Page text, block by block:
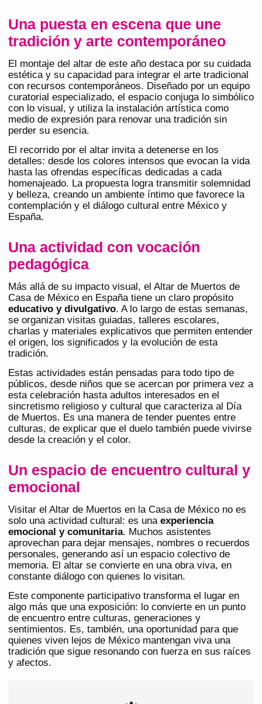
Una puesta en escena que une
tradición y arte contemporáneo
El montaje del altar de este año destaca por su cuidada
estética y su capacidad para integrar el arte tradicional
con recursos contemporáneos. Diseñado por un equipo
curatorial especializado, el espacio conjuga lo simbólico
con lo visual, y utiliza la instalación artística como
medio de expresión para renovar una tradición sin
perder su esencia.
El recorrido por el altar invita a detenerse en los
detalles: desde los colores intensos que evocan la vida
hasta las ofrendas específicas dedicadas a cada
homenajeado. La propuesta logra transmitir solemnidad
y belleza, creando un ambiente íntimo que favorece la
contemplación y el diálogo cultural entre México y
España.
Una actividad con vocación
pedagógica
Más allá de su impacto visual, el Altar de Muertos de
Casa de México en España tiene un claro propósito
educativo y divulgativo. A lo largo de estas semanas,
se organizan visitas guiadas, talleres escolares,
charlas y materiales explicativos que permiten entender
el origen, los significados y la evolución de esta
tradición.
Estas actividades están pensadas para todo tipo de
públicos, desde niños que se acercan por primera vez a
esta celebración hasta adultos interesados en el
sincretismo religioso y cultural que caracteriza al Día
de Muertos. Es una manera de tender puentes entre
culturas, de explicar que el duelo también puede vivirse
desde la creación y el color.
Un espacio de encuentro cultural y
emocional
Visitar el Altar de Muertos en la Casa de México no es
solo una actividad cultural: es una experiencia
emocional y comunitaria. Muchos asistentes
aprovechan para dejar mensajes, nombres o recuerdos
personales, generando así un espacio colectivo de
memoria. El altar se convierte en una obra viva, en
constante diálogo con quienes lo visitan.
Este componente participativo transforma el lugar en
algo más que una exposición: lo convierte en un punto
de encuentro entre culturas, generaciones y
sentimientos. Es, también, una oportunidad para que
quienes viven lejos de México mantengan viva una
tradición que sigue resonando con fuerza en sus raíces
y afectos.